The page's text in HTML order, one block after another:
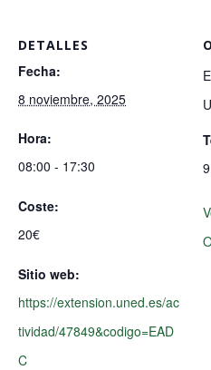
DETALLES
Fecha:
8 noviembre, 2025
Hora:
08:00 - 17:30
Coste:
20€
Sitio web:
https://extension.uned.es/ac
tividad/47849&codigo=EAD
C